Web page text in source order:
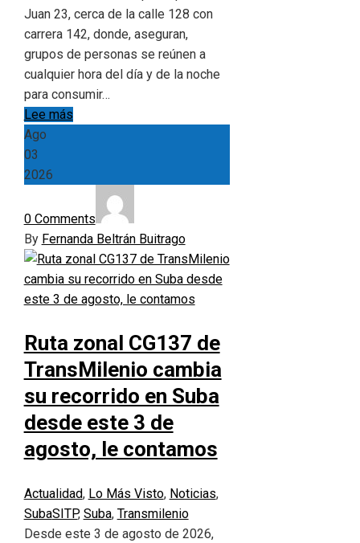
Juan 23, cerca de la calle 128 con
carrera 142, donde, aseguran,
grupos de personas se reúnen a
cualquier hora del día y de la noche
para consumir…
Lee más
Ago
03
2026
0 Comments
By Fernanda Beltrán Buitrago
Ruta zonal CG137 de
TransMilenio cambia
su recorrido en Suba
desde este 3 de
agosto, le contamos
Actualidad, Lo Más Visto, Noticias,
SubaSITP, Suba, Transmilenio
Desde este 3 de agosto de 2026,